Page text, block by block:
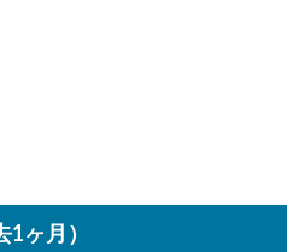
ヶ月）